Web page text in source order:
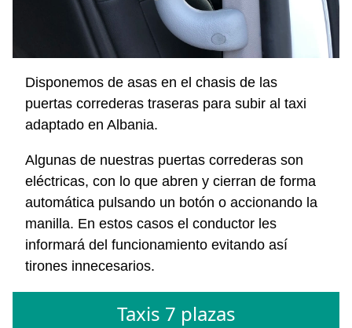
Disponemos de asas en el chasis de las
puertas correderas traseras para subir al taxi
adaptado en Albania.
Algunas de nuestras puertas correderas son
eléctricas, con lo que abren y cierran de forma
automática pulsando un botón o accionando la
manilla. En estos casos el conductor les
informará del funcionamiento evitando así
tirones innecesarios.
Taxis 7 plazas